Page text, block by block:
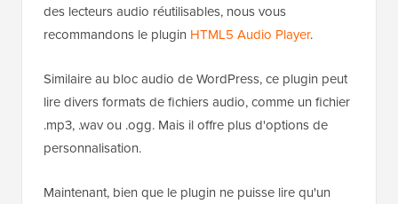
des lecteurs audio réutilisables, nous vous
recommandons le plugin HTML5 Audio Player.
Similaire au bloc audio de WordPress, ce plugin peut
lire divers formats de fichiers audio, comme un fichier
.mp3, .wav ou .ogg. Mais il offre plus d'options de
personnalisation.
Maintenant, bien que le plugin ne puisse lire qu'un